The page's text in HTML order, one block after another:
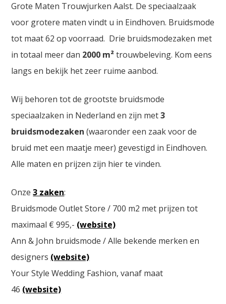
Grote Maten Trouwjurken Aalst. De speciaalzaak
voor grotere maten vindt u in Eindhoven. Bruidsmode
tot maat 62 op voorraad. Drie bruidsmodezaken met
in totaal meer dan 2000 m²trouwbeleving. Kom eens
langs en bekijk het zeer ruime aanbod.
Wij behoren tot de grootste bruidsmode
speciaalzaken in Nederland en zijn met3
bruidsmodezaken (waaronder een zaak voor de
bruid met een maatje meer) gevestigd in Eindhoven.
Alle maten en prijzen zijn hier te vinden.
Onze3 zaken:
Bruidsmode Outlet Store / 700 m2 met prijzen tot
maximaal € 995,- (website)
Ann & John bruidsmode / Alle bekende merken en
designers (website)
Your Style Wedding Fashion, vanaf maat
46 (website)